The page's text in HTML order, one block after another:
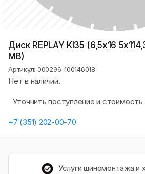
Диск REPLAY KI35 (6,5х16
MB)
Артикул: 000296-100146018
Нет в наличии.
Уточнить поступление и
+7 (351) 202-00-70
Услуги шиномонтажа и